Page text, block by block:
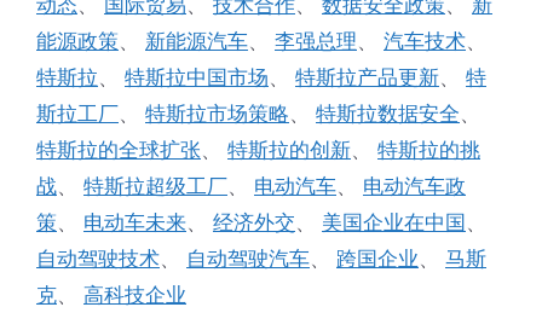
动态、 国际贸易、 技术合作、 数据安全政策、 新
能源政策、 新能源汽车、 李强总理、 汽车技术、
特斯拉、 特斯拉中国市场、 特斯拉产品更新、 特
斯拉工厂、 特斯拉市场策略、 特斯拉数据安全、
特斯拉的全球扩张、 特斯拉的创新、 特斯拉的挑
战、 特斯拉超级工厂、 电动汽车、 电动汽车政
策、 电动车未来、 经济外交、 美国企业在中国 、
自动驾驶技术、 自动驾驶汽车、 跨国企业、 马斯
克、 高科技企业